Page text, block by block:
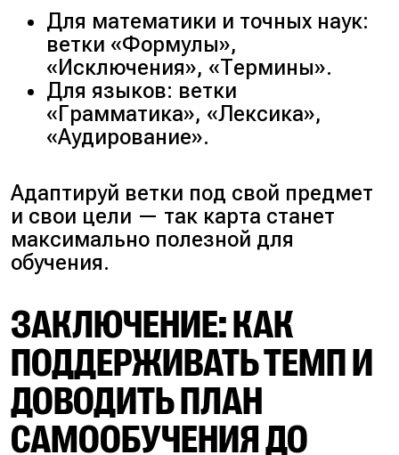
Для математики и точных наук:
ветки «Формулы»,
«Исключения», «Термины».
Для языков: ветки
«Грамматика», «Лексика»,
«Аудирование».
Адаптируй ветки под свой предмет
и свои цели — так карта станет
максимально полезной для
обучения.
ЗАКЛЮЧЕНИЕ: КАК
ПОДДЕРЖИВАТЬ ТЕМП И
ДОВОДИТЬ ПЛАН
САМООБУЧЕНИЯ ДО